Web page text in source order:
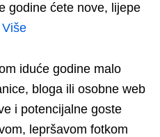
godine ćete nove, lijepe
Više
iduće godine malo
bloga ili osobne web
i potencijalne goste
lepršavom fotkom